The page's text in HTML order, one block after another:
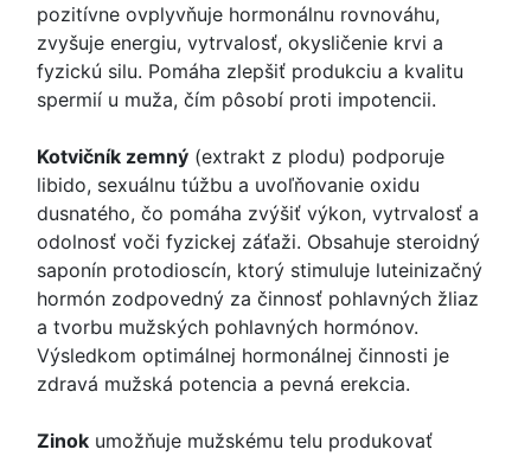
pozitívne ovplyvňuje hormonálnu rovnováhu,
zvyšuje energiu, vytrvalosť, okysličenie krvi a
fyzickú silu. Pomáha zlepšiť produkciu a kvalitu
spermií u muža, čím pôsobí proti impotencii.
Kotvičník zemný (extrakt z plodu) podporuje
libido, sexuálnu túžbu a uvoľňovanie oxidu
dusnatého, čo pomáha zvýšiť výkon, vytrvalosť a
odolnosť voči fyzickej záťaži. Obsahuje steroidný
saponín protodioscín, ktorý stimuluje luteinizačný
hormón zodpovedný za činnosť pohlavných žliaz
a tvorbu mužských pohlavných hormónov.
Výsledkom optimálnej hormonálnej činnosti je
zdravá mužská potencia a pevná erekcia.
Zinok umožňuje mužskému telu produkovať